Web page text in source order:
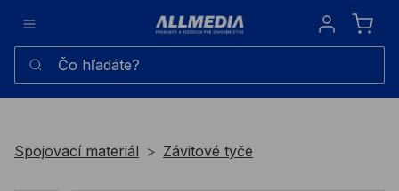
Sign in
Čo hľadáte?
Spojovací materiál Závitové tyče